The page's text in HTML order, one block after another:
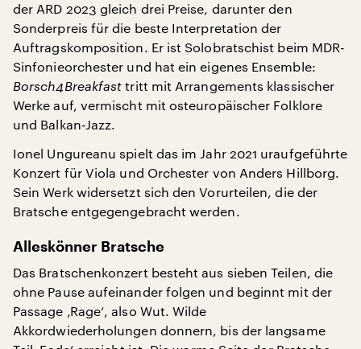
der ARD 2023 gleich drei Preise, darunter den
Sonderpreis für die beste Interpretation der
Auftragskomposition. Er ist Solobratschist beim MDR-
Sinfonieorchester und hat ein eigenes Ensemble:
Borsch4Breakfast tritt mit Arrangements klassischer
Werke auf, vermischt mit osteuropäischer Folklore
und Balkan-Jazz.
Ionel Ungureanu spielt das im Jahr 2021 uraufgeführte
Konzert für Viola und Orchester von Anders Hillborg.
Sein Werk widersetzt sich den Vorurteilen, die der
Bratsche entgegengebracht werden.
Alleskönner Bratsche
Das Bratschenkonzert besteht aus sieben Teilen, die
ohne Pause aufeinander folgen und beginnt mit der
Passage ‚Rage‘, also Wut. Wilde
Akkordwiederholungen donnern, bis der langsame